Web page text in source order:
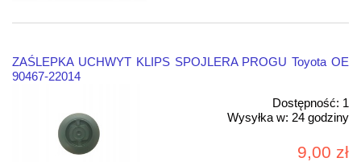
ZAŚLEPKA UCHWYT KLIPS SPOJLERA PROGU Toyota OE
90467-22014
Dostępność: 1
Wysyłka w: 24 godziny
9,00 zł